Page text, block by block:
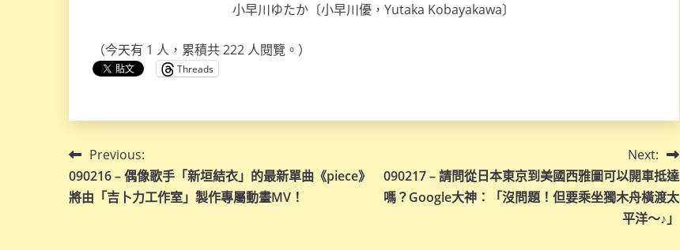
小早川ゆたか〔小早川優，Yutaka Kobayakawa〕
（今天有 1 人，累積共 222 人閱覽。）
Threads
文
章
Previous:
090216 – 偶像歌手「新垣結衣」的最新單曲《piece》
將由「吉卜力工作室」製作專屬動畫MV！
Next:
090217 – 請問從日本東京到美國西雅圖可以開車抵達
嗎？Google大神：「沒問題！但要乘坐獨木舟橫渡太
平洋～♪」